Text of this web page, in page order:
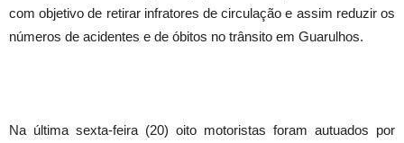
com objetivo de retirar infratores de circulação e assim reduzir os
números de acidentes e de óbitos no trânsito em Guarulhos.
Na última sexta-feira (20) oito motoristas foram autuados por